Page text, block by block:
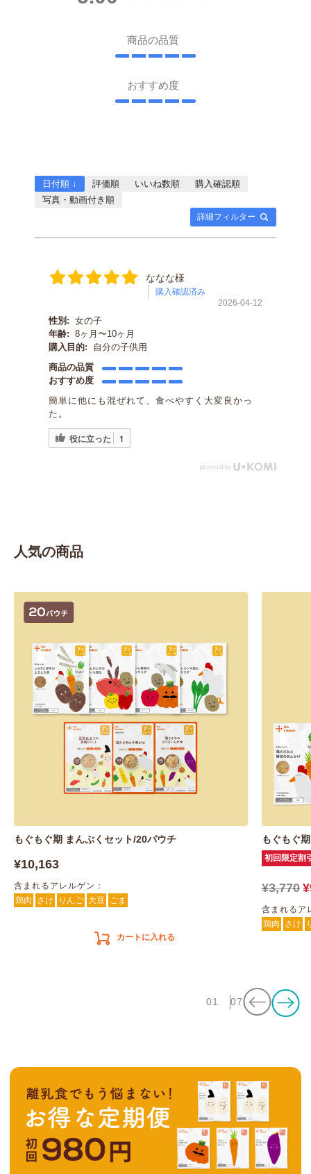
商品の品質
おすすめ度
詳細フィルター
日付順 ↓ 評価順 いいね数順
購入確認順
写真・動画付き順
ななな様
購入確認済み
2026-04-12
性別: 女の子
年齢: 8ヶ月〜10ヶ月
購入目的:
自分の子供用
商品の品質
おすすめ度
簡単に他にも混ぜれて、食べやすく大変良かっ
た。
役に立った 1
人気の商品
もぐもぐ期 まんぷくセット/20パウチ
¥10,163
含まれるアレルゲン：
鶏肉
さけ りんご 大豆 ごま
カートに入れる
もぐもぐ
初回限定割
¥3,770
含まれるア
鶏肉
さけ
01 07